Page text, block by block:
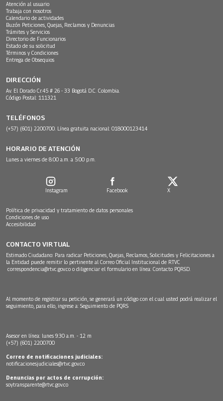
Atención al usuario
Trabaja con nosotros
Calendario de actividades
Buzón Peticiones, Quejas, Reclamos y Denuncias
Trámites y Servicios
Directorio de Funcionarios
Estado de su solicitud
Términos y Condiciones
Entrega de Obsequios
DIRECCIÓN
Av. El Dorado Cr.45 # 26 - 33 Bogotá D.C. Colombia.
Código Postal: 111321
TELÉFONOS
(+57) (601) 2200700. Línea gratuita nacional: 018000123414
HORARIO DE ATENCIÓN
Lunes a viernes de 8:00 a.m. a 5:00 p.m.
Instagram Facebook X
Política de privacidad y tratamiento de datos personales
Condiciones de uso
Accesibilidad
CONTACTO VIRTUAL
Estimado Ciudadano: Para radicar Peticiones, Quejas, Reclamos, Solicitudes y Felicitaciones a
la Entidad puede remitir lo pertinente al Correo Oficial Institucional de RTVC
correspondencia@rtvc.gov.co o diligenciar el formulario en línea: Contacto PQRSD.
Al momento de registrar su petición, se generará un código con el cual usted podrá realizar el
seguimiento, para ello, ingrese a: Seguimiento de PQRS
Asesor en línea: lunes 9:30 a.m. - 12 m
(+57) (601) 2200700
Correo de notificaciones judiciales:
notificacionesjudiciales@rtvc.gov.co
Denuncias por actos de corrupción:
soytransparente@rtvc.gov.co